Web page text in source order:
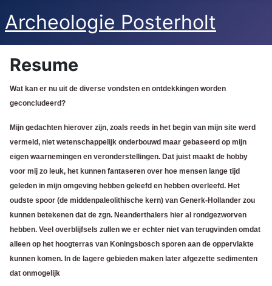
Archeologie Posterholt
Resume
Wat kan er nu uit de diverse vondsten en ontdekkingen worden
geconcludeerd?
Mijn gedachten hierover zijn, zoals reeds in het begin van mijn site werd
vermeld, niet wetenschappelijk onderbouwd maar gebaseerd op mijn
eigen waarnemingen en veronderstellingen. Dat juist maakt de hobby
voor mij zo leuk, het kunnen fantaseren over hoe mensen lange tijd
geleden in mijn omgeving hebben geleefd en hebben overleefd. Het
oudste spoor (de middenpaleolithische kern) van Generk-Hollander zou
kunnen betekenen dat de zgn. Neanderthalers hier al rondgezworven
hebben. Veel overblijfsels zullen we er echter niet van terugvinden omdat
alleen op het hoogterras van Koningsbosch sporen aan de oppervlakte
kunnen komen. In de lagere gebieden maken later afgezette sedimenten
dat onmogelijk